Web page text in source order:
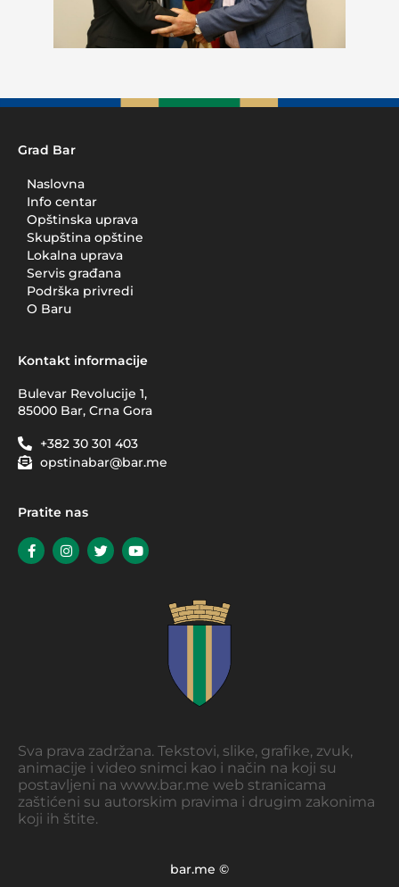
Grad Bar
Naslovna
Info centar
Opštinska uprava
Skupština opštine
Lokalna uprava
Servis građana
Podrška privredi
O Baru
Kontakt informacije
Bulevar Revolucije 1,
85000 Bar, Crna Gora
+382 30 301 403
opstinabar@bar.me
Pratite nas
Sva prava zadržana. Tekstovi, slike, grafike, zvuk,
animacije i video snimci kao i način na koji su
postavljeni na www.bar.me web stranicama
zaštićeni su autorskim pravima i drugim zakonima
koji ih štite.
bar.me ©